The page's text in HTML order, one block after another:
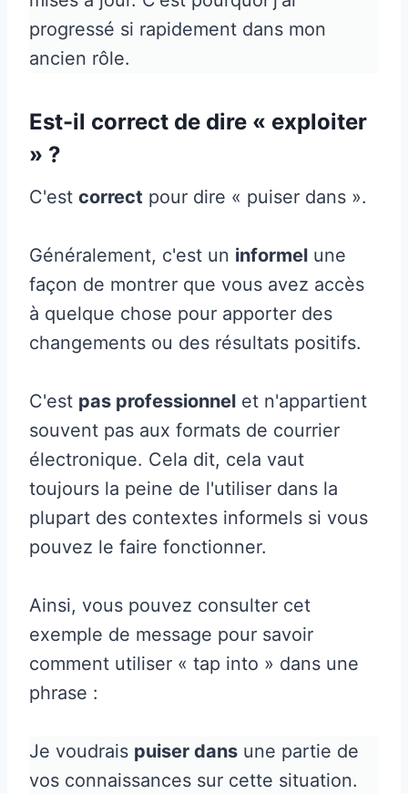
progressé si rapidement dans mon
ancien rôle.
Est-il correct de dire « exploiter
» ?
C'est correct pour dire « puiser dans ».
Généralement, c'est un informel une
façon de montrer que vous avez accès
à quelque chose pour apporter des
changements ou des résultats positifs.
C'est pas professionnel et n'appartient
souvent pas aux formats de courrier
électronique. Cela dit, cela vaut
toujours la peine de l'utiliser dans la
plupart des contextes informels si vous
pouvez le faire fonctionner.
Ainsi, vous pouvez consulter cet
exemple de message pour savoir
comment utiliser « tap into » dans une
phrase :
Je voudrais puiser dans une partie de
vos connaissances sur cette situation.